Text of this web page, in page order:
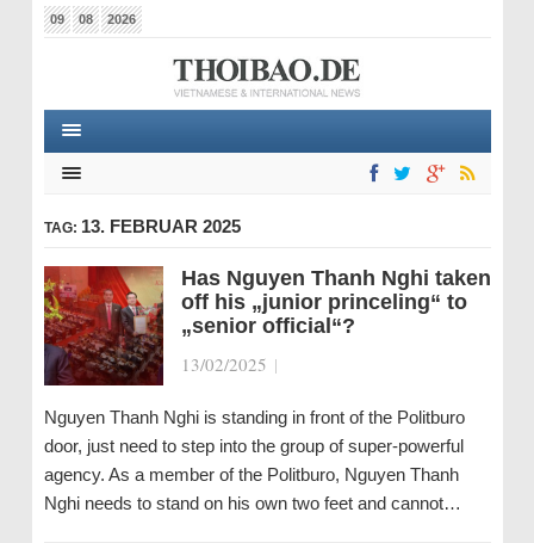
09 08 2026
TAG: 13. FEBRUAR 2025
Has Nguyen Thanh Nghi taken
off his „junior princeling“ to
„senior official“?
13/02/2025 |
Nguyen Thanh Nghi is standing in front of the Politburo
door, just need to step into the group of super-powerful
agency. As a member of the Politburo, Nguyen Thanh
Nghi needs to stand on his own two feet and cannot…